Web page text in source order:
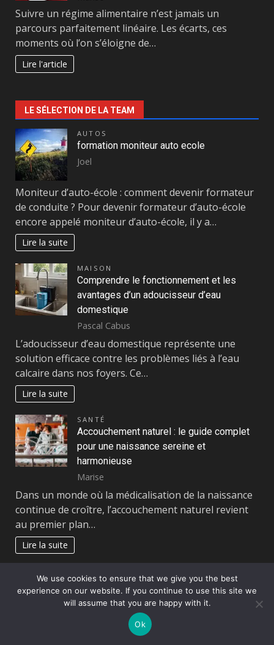
Suivre un régime alimentaire n’est jamais un
parcours parfaitement linéaire. Les écarts, ces
moments où l’on s’éloigne de…
Lire l'article
LE SÉLECTION DE LA TEAM
AUTOS
formation moniteur auto ecole
Joel
Moniteur d’auto-école : comment devenir formateur
de conduite ? Pour devenir formateur d’auto-école
encore appelé moniteur d’auto-école, il y a…
Lire la suite
MAISON
Comprendre le fonctionnement et les
avantages d’un adoucisseur d’eau
domestique
Pascal Cabus
L’adoucisseur d’eau domestique représente une
solution efficace contre les problèmes liés à l’eau
calcaire dans nos foyers. Ce…
Lire la suite
SANTÉ
Accouchement naturel : le guide complet
pour une naissance sereine et
harmonieuse
Marise
Dans un monde où la médicalisation de la naissance
continue de croître, l’accouchement naturel revient
au premier plan…
Lire la suite
Contacter un expert comptable lors de la
reprise d’une entreprise : quels avantages
We use cookies to ensure that we give you the best
experience on our website. If you continue to use this site we
will assume that you are happy with it.
Ok